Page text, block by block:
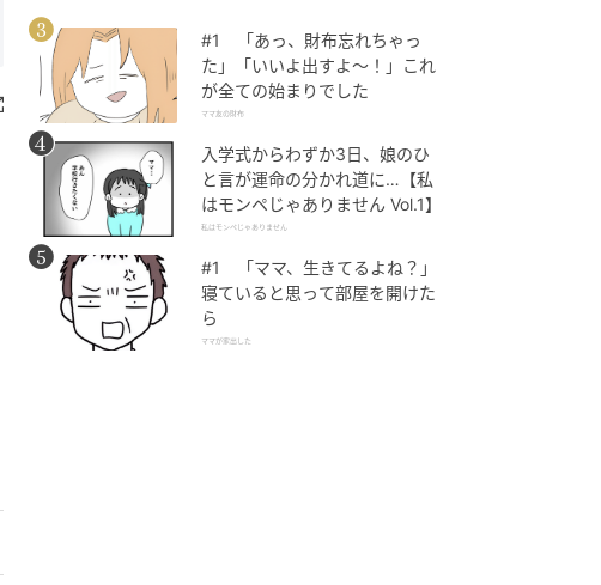
#1 「あっ、財布忘れちゃっ
た」「いいよ出すよ〜！」これ
が全ての始まりでした
ママ友の財布
入学式からわずか3日、娘のひ
と言が運命の分かれ道に…【私
はモンペじゃありません Vol.1】
私はモンペじゃありません
#1 「ママ、生きてるよね？」
寝ていると思って部屋を開けた
ら
ママが家出した